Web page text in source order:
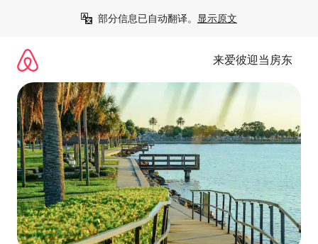
部分信息已自动翻译。 显示原文
来爱彼迎当房东